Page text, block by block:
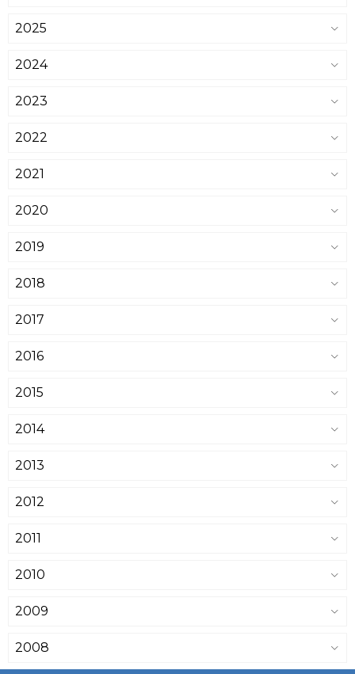
2025
2024
2023
2022
2021
2020
2019
2018
2017
2016
2015
2014
2013
2012
2011
2010
2009
2008